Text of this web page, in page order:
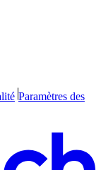
Paramètres des